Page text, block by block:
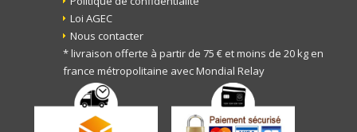
Loi AGEC
Nous contacter
* livraison offerte à partir de 75 € et moins de 20 kg en
france métropolitaine avec Mondial Relay